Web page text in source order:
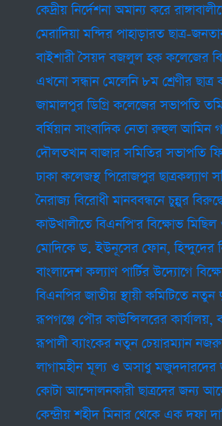
কেদ্রীয় নির্দেশনা অমান্য করে
মেরাদিয়া মন্দির পাহাড়ারত ছাত্র-জনতার
বাইশারী সৈয়দ বজলুল হক কলেজের
এখনো সন্ধান মেলেনি ৮ম শ্রেণীর ছাত্র
জামালপুর ডিগ্রি কলেজের সভাপতি তমিজ
বর্ষিয়ান সাংবাদিক নেতা রুহুল আমিন
দৌলতখান বাজার সমিতির সভাপতি
ঢাকা কলেজস্থ পিরোজপুর ছাত্রকল্যাণ
নৈরাজ্য বিরোধী মানববন্ধনে চুন্নুর বিরুদ্ধে
কাউখালীতে বিএনপি'র বিক্ষোভ মিছিল ও
মোদিকে ড. ইউনূসের ফোন, হিন্দুদের
বাংলাদেশ কল্যাণ পার্টির উদ্যোগে বিক্ষোভ
বিএনপির জাতীয় স্থায়ী কমিটিতে নতুন দুই
রূপগঞ্জে পৌর কাউন্সিলরের কার্যালয়,
রূপালী ব্যাংকের নতুন চেয়ারম্যান নজরুল
লাগামহীন মূল্য ও অসাধু মজুদদারদের
কোটা আন্দোলনকারী ছাত্রদের জন্য
কেন্দ্রীয় শহীদ মিনার থেকে এক দফা দাবি